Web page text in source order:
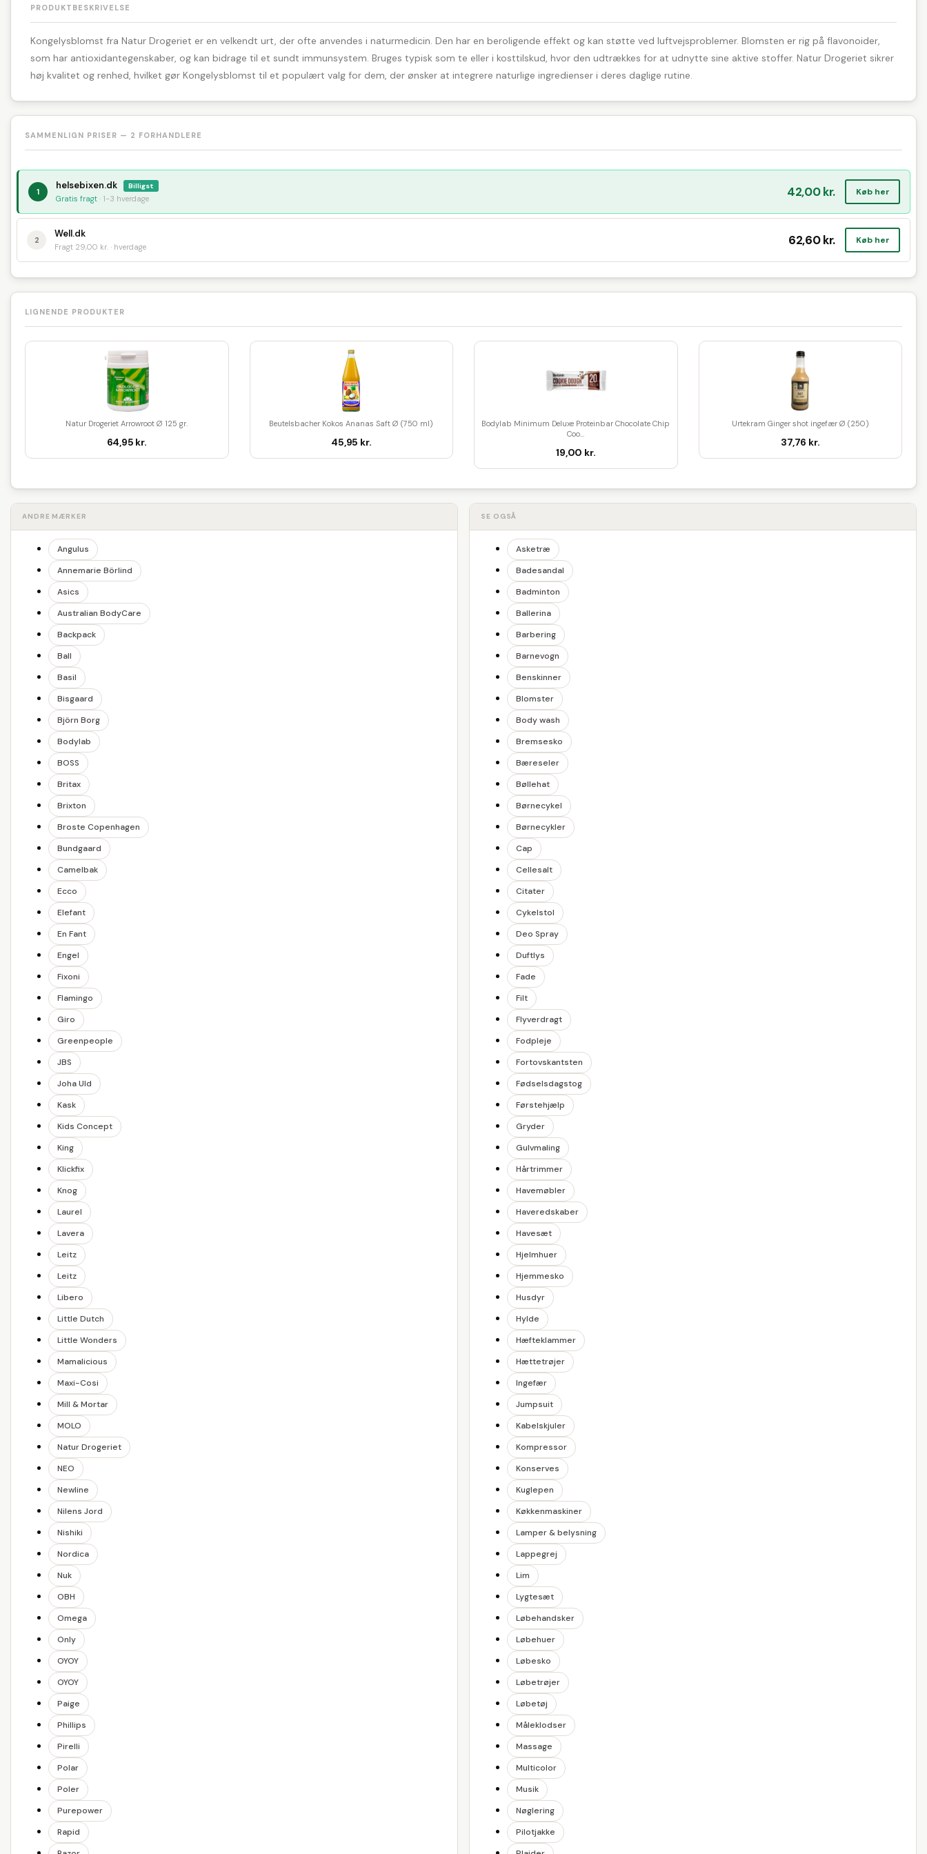
PRODUKTBESKRIVELSE
Kongelysblomst fra Natur Drogeriet er en velkendt urt, der ofte anvendes i naturmedicin. Den har en beroligende effekt og kan støtte ved luftvejsproblemer. Blomsten er rig på flavonoider,
som har antioxidantegenskaber, og kan bidrage til et sundt immunsystem. Bruges typisk som te eller i kosttilskud, hvor den udtrækkes for at udnytte sine aktive stoffer. Natur Drogeriet sikrer
høj kvalitet og renhed, hvilket gør Kongelysblomst til et populært valg for dem, der ønsker at integrere naturlige ingredienser i deres daglige rutine.
SAMMENLIGN PRISER — 2 FORHANDLERE
1
helsebixen.dk Billigst
Gratis fragt · 1-3 hverdage 42,00 kr. Køb her
2
Well.dk
Fragt 29,00 kr. · hverdage 62,60 kr. Køb her
LIGNENDE PRODUKTER
Natur Drogeriet Arrowroot Ø 125 gr.
64,95 kr.
Beutelsbacher Kokos Ananas Saft Ø (750 ml)
45,95 kr.
Bodylab Minimum Deluxe Proteinbar Chocolate Chip
Coo...
19,00 kr.
Urtekram Ginger shot ingefær Ø (250)
37,76 kr.
ANDRE MÆRKER
Angulus
Annemarie Börlind
Asics
Australian BodyCare
Backpack
Ball
Basil
Bisgaard
Björn Borg
Bodylab
BOSS
Britax
Brixton
Broste Copenhagen
Bundgaard
Camelbak
Ecco
Elefant
En Fant
Engel
Fixoni
Flamingo
Giro
Greenpeople
JBS
Joha Uld
Kask
Kids Concept
King
Klickfix
Knog
Laurel
Lavera
Leitz
Leitz
Libero
Little Dutch
Little Wonders
Mamalicious
Maxi-Cosi
Mill & Mortar
MOLO
Natur Drogeriet
NEO
Newline
Nilens Jord
Nishiki
Nordica
Nuk
OBH
Omega
Only
OYOY
OYOY
Paige
Phillips
Pirelli
Polar
Poler
Purepower
Rapid
SE OGSÅ
Asketræ
Badesandal
Badminton
Ballerina
Barbering
Barnevogn
Benskinner
Blomster
Body wash
Bremsesko
Bæreseler
Bøllehat
Børnecykel
Børnecykler
Cap
Cellesalt
Citater
Cykelstol
Deo Spray
Duftlys
Fade
Filt
Flyverdragt
Fodpleje
Fortovskantsten
Fødselsdagstog
Førstehjælp
Gryder
Gulvmaling
Hårtrimmer
Havemøbler
Haveredskaber
Havesæt
Hjelmhuer
Hjemmesko
Husdyr
Hylde
Hæfteklammer
Hættetrøjer
Ingefær
Jumpsuit
Kabelskjuler
Kompressor
Konserves
Kuglepen
Køkkenmaskiner
Lamper & belysning
Lappegrej
Lim
Lygtesæt
Løbehandsker
Løbehuer
Løbesko
Løbetrøjer
Løbetøj
Måleklodser
Massage
Multicolor
Musik
Nøglering
Pilotjakke